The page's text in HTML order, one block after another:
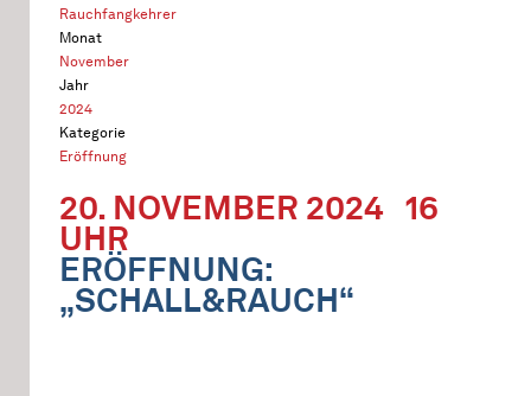
Rauchfangkehrer
Monat
November
Jahr
2024
Kategorie
Eröffnung
20. NOVEMBER 2024 16
UHR
ERÖFFNUNG:
„SCHALL&RAUCH“